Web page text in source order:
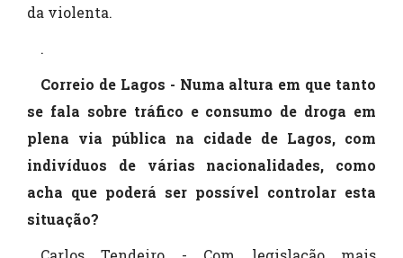
da violenta.
.
Correio de Lagos - Numa altura em que tanto
se fala sobre tráfico e consumo de droga em
plena via pública na cidade de Lagos, com
indivíduos de várias nacionalidades, como
acha que poderá ser possível controlar esta
situação?